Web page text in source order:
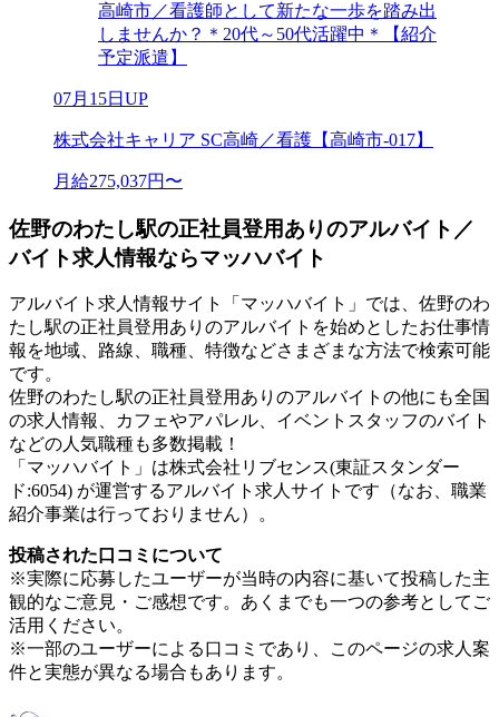
高崎市／看護師として新たな一歩を踏み出
しませんか？＊20代～50代活躍中＊【紹介
予定派遣】
07月15日UP
株式会社キャリア SC高崎／看護【高崎市-017】
月給275,037円〜
佐野のわたし駅の正社員登用ありのアルバイト／
バイト求人情報ならマッハバイト
アルバイト求人情報サイト「マッハバイト」では、佐野のわ
たし駅の正社員登用ありのアルバイトを始めとしたお仕事情
報を地域、路線、職種、特徴などさまざまな方法で検索可能
です。
佐野のわたし駅の正社員登用ありのアルバイトの他にも全国
の求人情報、カフェやアパレル、イベントスタッフのバイト
などの人気職種も多数掲載！
「マッハバイト」は株式会社リブセンス(東証スタンダー
ド:6054) が運営するアルバイト求人サイトです（なお、職業
紹介事業は行っておりません）。
投稿された口コミについて
※実際に応募したユーザーが当時の内容に基いて投稿した主
観的なご意見・ご感想です。あくまでも一つの参考としてご
活用ください。
※一部のユーザーによる口コミであり、このページの求人案
件と実態が異なる場合もあります。